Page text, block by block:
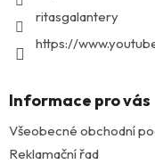
ritasgalantery
https://
Informace pro vás
Všeobecné obchodní
Reklamační řad